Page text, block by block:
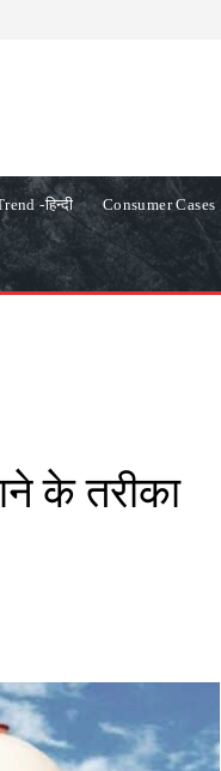
-हिन्दी Consumer Cases
के तरीका